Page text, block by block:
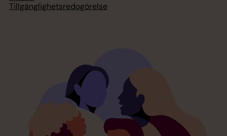
Tillgänglighetsredogörelse